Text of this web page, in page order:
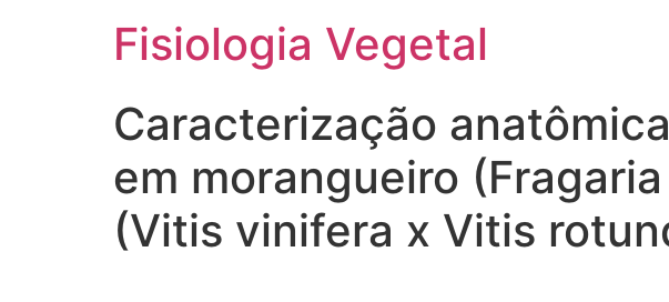
Fisiologia Vegetal
Caracterização
em morangueiro
(Vitis vinifera x Vitis